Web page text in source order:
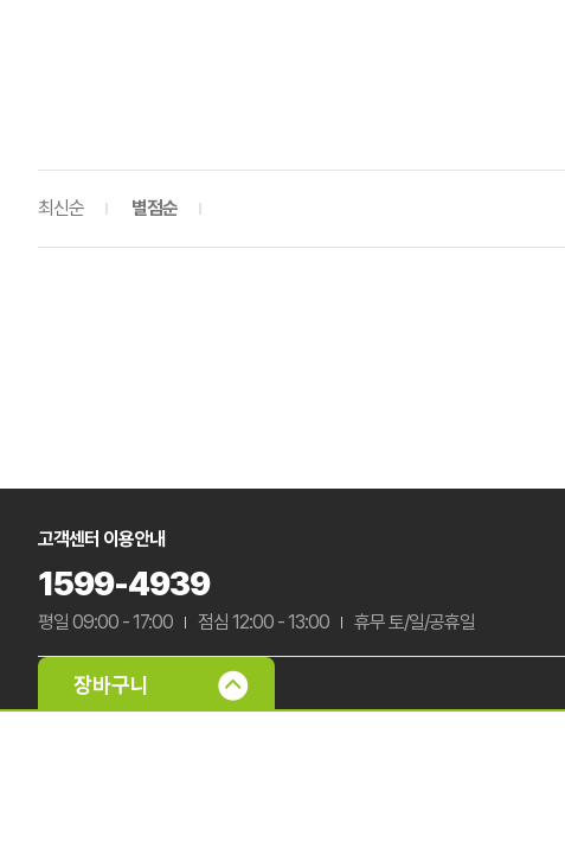
최신순 별점순
고객센터 이용안내
1599-4939
평일 09:00 - 17:00 점심 12:00 - 13:00 휴무 토/일/공휴일
입금계좌 정보
국민은행 322901-04-045937
농협은행 301-0117-1048-91
우리